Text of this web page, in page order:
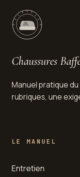
Chaussures
Manuel pratique
rubriques, une
LE MANUEL
Entretien